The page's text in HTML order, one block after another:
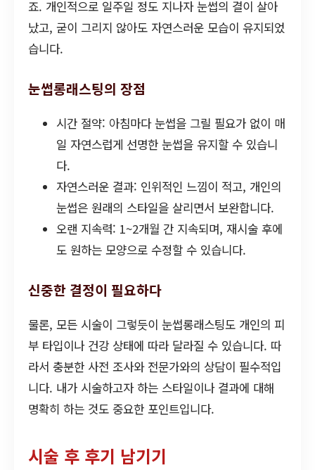
죠. 개인적으로 일주일 정도 지나자 눈썹의 결이 살아
났고, 굳이 그리지 않아도 자연스러운 모습이 유지되었
습니다.
눈썹롱래스팅의 장점
시간 절약: 아침마다 눈썹을 그릴 필요가 없이 매
일 자연스럽게 선명한 눈썹을 유지할 수 있습니
다.
자연스러운 결과: 인위적인 느낌이 적고, 개인의
눈썹은 원래의 스타일을 살리면서 보완합니다.
오랜 지속력: 1~2개월 간 지속되며, 재시술 후에
도 원하는 모양으로 수정할 수 있습니다.
신중한 결정이 필요하다
물론, 모든 시술이 그렇듯이 눈썹롱래스팅도 개인의 피
부 타입이나 건강 상태에 따라 달라질 수 있습니다. 따
라서 충분한 사전 조사와 전문가와의 상담이 필수적입
니다. 내가 시술하고자 하는 스타일이나 결과에 대해
명확히 하는 것도 중요한 포인트입니다.
시술 후 후기 남기기